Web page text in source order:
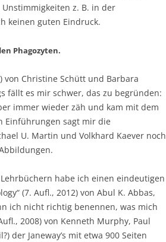
z. B. in der
keinen guten Eindruck.
Phagozyten.
von Christine Schütt und Barbara
fällt es mir schwer, das zu begründen:
immer wieder zäh und kam mit dem
Einführungen sagt mir die
U. Martin und Volkhard Kaever noch
habe ich einen eindeutigen
(7. Aufl., 2012) von Abul K. Abbas,
ich nicht richtig benennen, was mich
2008) von Kenneth Murphy, Paul
der Janeway’s mit etwa 900 Seiten